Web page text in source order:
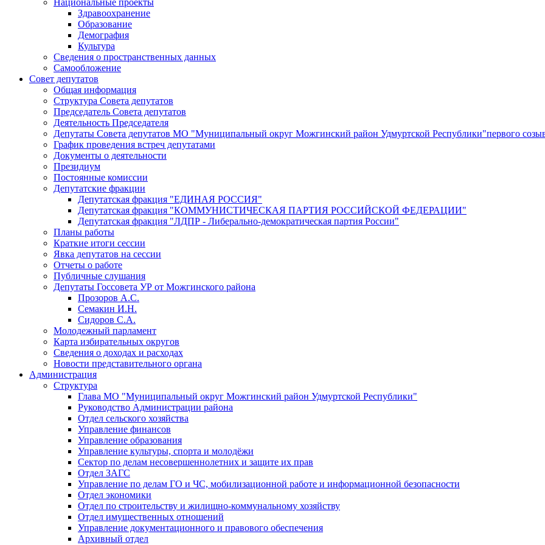
Здравоохранение
Образование
Демография
Культура
Сведения о пространственных данных
Самообложение
Совет депутатов
Общая информация
Структура Совета депутатов
Председатель Совета депутатов
Деятельность Председателя
Депутаты Совета депутатов МО "Муниципальный округ Можгинский район Удмуртской Республики"первого
График проведения встреч депутатами
Документы о деятельности
Президиум
Постоянные комиссии
Депутатские фракции
Депутатская фракция "ЕДИНАЯ РОССИЯ"
Депутатская фракция "КОММУНИСТИЧЕСКАЯ ПАРТИЯ РОССИЙСКОЙ ФЕДЕРАЦИИ"
Депутатская фракция "ЛДПР - Либерально-демократическая партия России"
Планы работы
Краткие итоги сессии
Явка депутатов на сессии
Отчеты о работе
Публичные слушания
Депутаты Госсовета УР от Можгинского района
Прозоров А.С.
Семакин И.Н.
Сидоров С.А.
Молодежный парламент
Карта избирательных округов
Сведения о доходах и расходах
Новости представительного органа
Администрация
Структура
Глава МО "Муниципальный округ Можгинский район Удмуртской Республики"
Руководство Администрации района
Отдел сельского хозяйства
Управление финансов
Управление образования
Управление культуры, спорта и молодёжи
Сектор по делам несовершеннолетних и защите их прав
Отдел ЗАГС
Управление по делам ГО и ЧС, мобилизационной работе и информационной безопасности
Отдел экономики
Отдел по строительству и жилищно-коммунальному хозяйству
Отдел имущественных отношений
Управление документационного и правового обеспечения
Архивный отдел